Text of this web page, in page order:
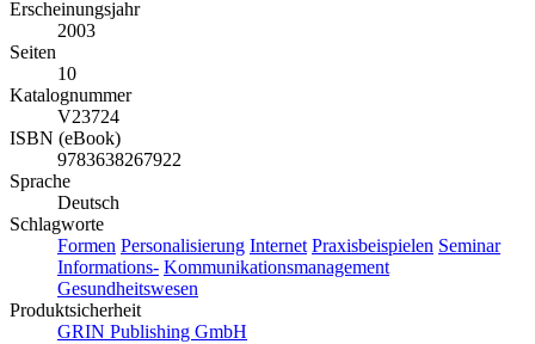
Erscheinungsjahr
2003
Seiten
10
Katalognummer
V23724
ISBN (eBook)
9783638267922
Sprache
Deutsch
Schlagworte
Formen Personalisierung Internet Praxisbeispielen Seminar
Informations- Kommunikationsmanagement
Gesundheitswesen
Produktsicherheit
GRIN Publishing GmbH